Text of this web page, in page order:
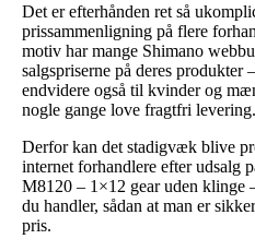
Det er efterhånden ret så
prissammenligning på flere
motiv har mange Shimano
salgspriserne på deres produkter
endvidere også til kvinder og
nogle gange love fragtfri levering.
Derfor kan det stadigvæk blive
internet forhandlere efter udsalg
M8120 – 1×12 gear uden klinge
du handler, sådan at man er
pris.